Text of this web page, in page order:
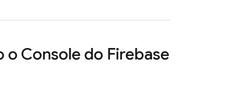
o Console do Firebase